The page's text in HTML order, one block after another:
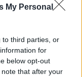
My Personal
to third parties, or
for
below opt-out
that after your
la modul
subiecte